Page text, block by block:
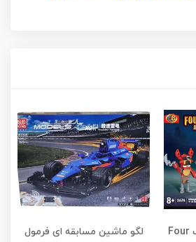
مینی فیگور لگویی فناف Four
لگو ماشین مسابقه ای فرمول